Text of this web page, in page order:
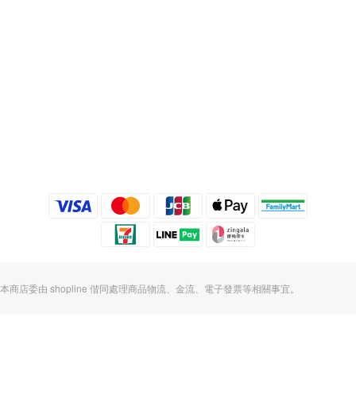
本商店委由 shopline 偕同處理商品物流、金流、電子發票等相關事宜。